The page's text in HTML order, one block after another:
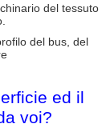
del tessuto
del bus, del
ed il
voi?